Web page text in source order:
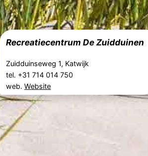
Recreatiecentrum De Zuidduinen
Zuidduinseweg 1, Katwijk
tel. +31 714 014 750
web.Website